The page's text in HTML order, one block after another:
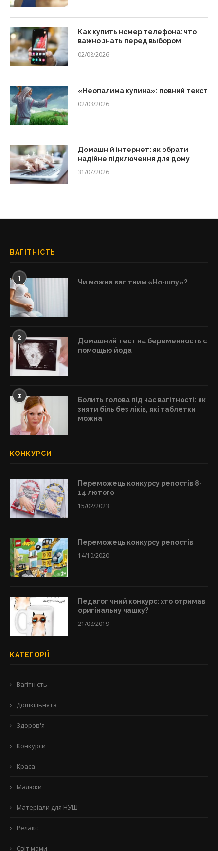
Как купить номер телефона: что
важно знать перед выбором
02/08/2026
«Неопалима купина»: повний текст
02/08/2026
Домашній інтернет: як обрати
надійне підключення для дому
31/07/2026
ВАГІТНІСТЬ
1 Чи можна вагітним «Но-шпу»?
2
Домашний тест на беременность с
помощью йода
3
Болить голова під час вагітності: як
зняти біль без ліків, які таблетки
можна
КОНКУРСИ
Переможець конкурсу репостів 8-
14 лютого
15/02/2023
Переможець конкурсу репостів
14/10/2020
Педагогічний конкурс: хто отримав
оригінальну чашку?
21/08/2019
КАТЕГОРІЇ
Вагітність
Дошкільнята
Здоров'я
Конкурси
Краса
Малюки
Матеріали для НУШ
Релакс
Світ мами